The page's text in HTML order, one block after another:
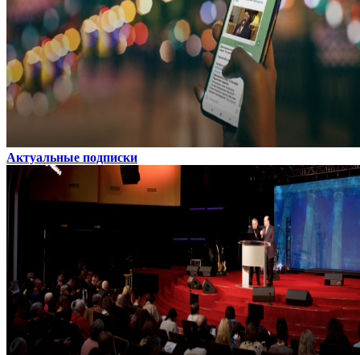
Актуальные подписки